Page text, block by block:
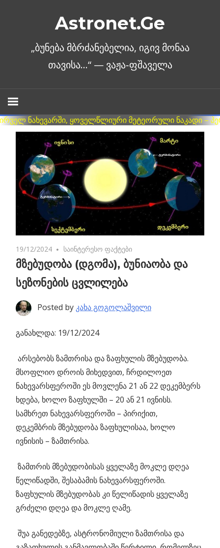
Astronet.Ge
19/12/2024 4 comments
საინტერესო ფაქტები
მზებუდობა (დგომა), ბუნიაობა და
სეზონების ცვლილება
Posted by კახა გოგოლაშვილი
განახლდა: 19/12/2024
არსებობს ზამთრისა და ზაფხულის მზებუდობა.
მსოფლიო დროის მიხედვით, ჩრდილოეთ
ნახევარსფეროში ეს მოვლენა 21 ან 22 დეკემბერს
ხდება, ხოლო ზაფხულში – 20 ან 21 ივნისს.
სამხრეთ ნახევარსფეროში – პირიქით,
დეკემბრის მზებუდობა ზაფხულისაა, ხოლო
ივნისის – ზამთრისა.
ზამთრის მზებუდობისას ყველაზე მოკლე დღეა
წელიწადში, შესაბამის ნახევარსფეროში.
ზაფხულის მზებუდობას კი წელიწადის ყველაზე
გრძელი დღეა და მოკლე ღამე.
შუა განედებზე, ასტრონომიული ზამთრისა და